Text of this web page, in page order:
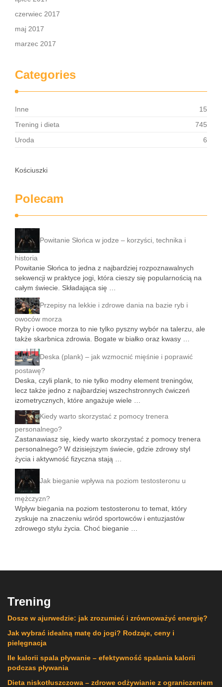
czerwiec 2017
maj 2017
marzec 2017
Categories
Inne
15
Trening i dieta
745
Uroda
6
Kościuszki
Polecam
Powitanie Słońca w jodze – korzyści, technika i
historia
Powitanie Słońca to jedna z najbardziej rozpoznawalnych
sekwencji w praktyce jogi, która cieszy się popularnością na
całym świecie. Składająca się …
Przepisy na lekkie i zdrowe dania na bazie ryb i
owoców morza
Ryby i owoce morza to nie tylko pyszny wybór na talerzu, ale
także skarbnica zdrowia. Bogate w białko oraz kwasy …
Deska (plank) – jak wzmocnić mięśnie i poprawić
postawę?
Deska, czyli plank, to nie tylko modny element treningów,
lecz także jedno z najbardziej wszechstronnych ćwiczeń
izometrycznych, które angażuje wiele …
Kiedy warto skorzystać z pomocy trenera
personalnego?
Zastanawiasz się, kiedy warto skorzystać z pomocy trenera
personalnego? W dzisiejszym świecie, gdzie zdrowy styl
życia i aktywność fizyczna stają …
Jak bieganie wpływa na poziom testosteronu u
mężczyzn?
Wpływ biegania na poziom testosteronu to temat, który
zyskuje na znaczeniu wśród sportowców i entuzjastów
zdrowego stylu życia. Choć bieganie …
Trening
Dosze w ajurwedzie: jak zrozumieć i zrównoważyć energię?
Jak wybrać idealną matę do jogi? Rodzaje, ceny i
pielęgnacja
Ile kalorii spala pływanie – efektywność spalania kalorii
podczas pływania
Dieta niskotłuszczowa – zdrowe odżywianie z ograniczeniem